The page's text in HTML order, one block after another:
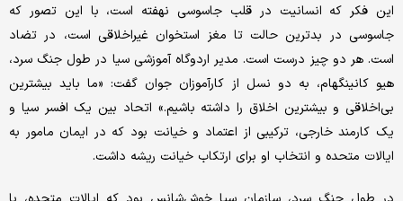
این فکر که انسانیت در قلب جاسوسی نهفته است، با این تصور که
جاسوسی در بدترین حالت تا مغز استخوان غیراخلاقی است، در تضاد
است. هر دو چیز درست است. مدیر اردوگاه آموزشی سیا در طول جنگ سرد،
هیو کانینگهام، به دو نسل از کارآموزان جوان گفت: «ما باید بیشترین
بی‌اخلاقی و بیشترین اخلاق را داشته باشیم.» اتحاد بین یک افسر سیا و
یک کارمند خارجی، ترکیبی از اعتماد و خیانت بود که در ایمان مامور به
ایالات متحده و انتخاب او برای ارتکاب خیانت ریشه داشت.